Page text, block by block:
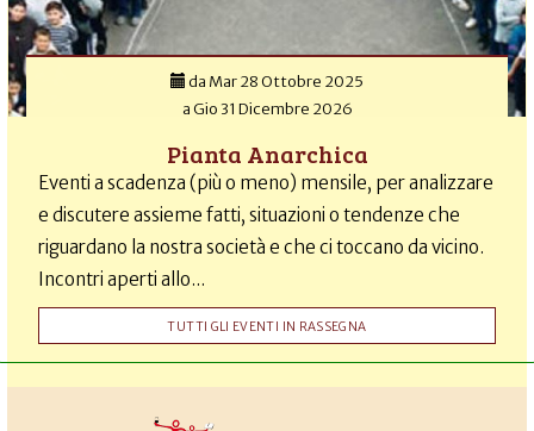
da Mar 28 Ottobre 2025
aGio 31 Dicembre 2026
Pianta Anarchica
Eventi a scadenza (più o meno) mensile, per analizzare
e discutere assieme fatti, situazioni o tendenze che
riguardano la nostra società e che ci toccano da vicino.
Incontri aperti allo...
TUTTI GLI EVENTI IN RASSEGNA